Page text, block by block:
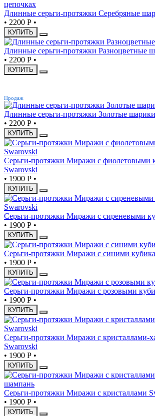
Длинные серьги-протяжки Серебряные
• 2200 Р •
КУПИТЬ
Длинные серьги-протяжки Разноцветные
• 2200 Р •
КУПИТЬ
Продаж
Длинные серьги-протяжки Золотые
• 2200 Р •
КУПИТЬ
Серьги-протяжки Миражи с фиолетовыми
Swarovski
• 1900 Р •
КУПИТЬ
Серьги-протяжки Миражи с сиреневыми
• 1900 Р •
КУПИТЬ
Серьги-протяжки Миражи с синими
• 1900 Р •
КУПИТЬ
Серьги-протяжки Миражи с розовыми
• 1900 Р •
КУПИТЬ
Серьги-протяжки Миражи с кристаллами-
Swarovski
• 1900 Р •
КУПИТЬ
Серьги-протяжки Миражи с кристаллами
• 1900 Р •
КУПИТЬ